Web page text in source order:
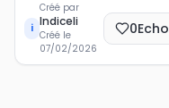
i
Créé par
Indiceli
Créé le
07/02/2026
0Echo